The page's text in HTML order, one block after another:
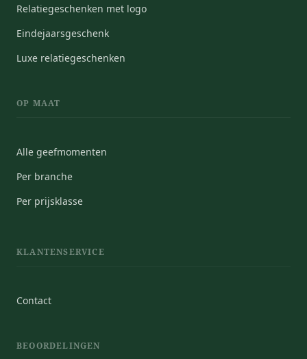
Relatiegeschenken met logo
Eindejaarsgeschenk
Luxe relatiegeschenken
OP MAAT
Alle geefmomenten
Per branche
Per prijsklasse
KLANTENSERVICE
Contact
BEOORDELINGEN